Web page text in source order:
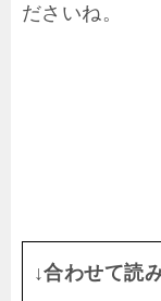
ださいね。
↓合わせて読